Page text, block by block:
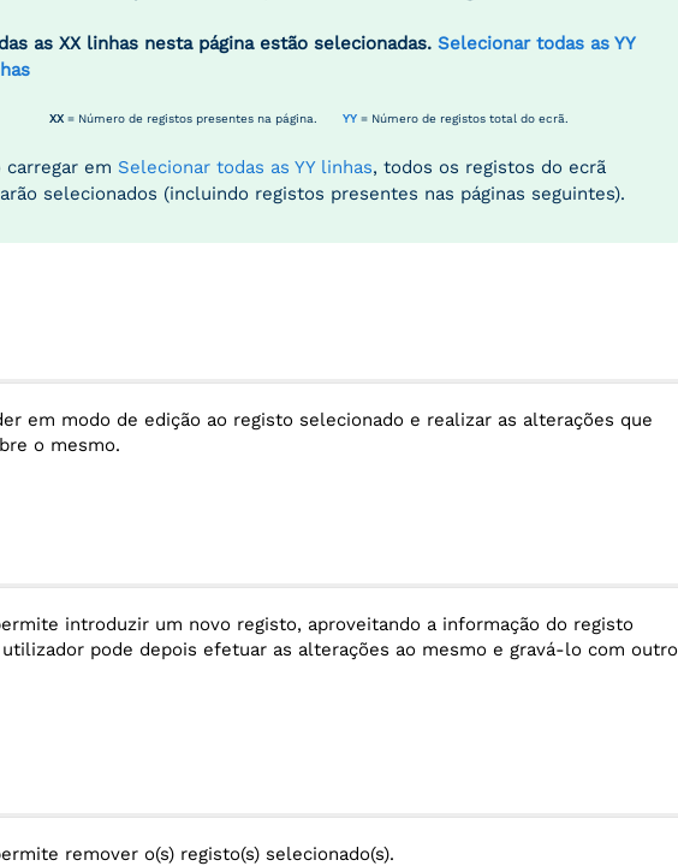
as XX linhas nesta página estão selecionadas.Selecionar todas as YY
XX = Número de registos presentes na página.YY = Número de registos total do ecrã.
carregar em Selecionar todas as YY linhas, todos os registos do ecrã
selecionados (incluindo registos presentes nas páginas seguintes).
em modo de edição ao registo selecionado e realizar as alterações que
o mesmo.
introduzir um novo registo, aproveitando a informação do registo
utilizador pode depois efetuar as alterações ao mesmo e gravá-lo com outro
remover o(s) registo(s) selecionado(s).